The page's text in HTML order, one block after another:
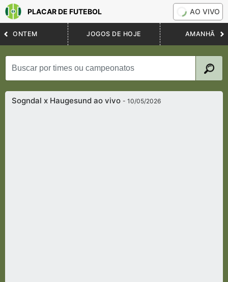
PLACAR DE FUTEBOL AO VIVO
ONTEM JOGOS DE HOJE AMANHÃ
Sogndal x Haugesund ao vivo- 10/05/2026